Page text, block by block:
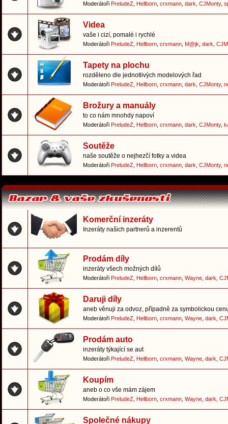
Moderátoři PreludeZ Hellborn crxmann dark CJMonty,
Videa
vaše i cizí, pomalé i rychlé
Moderátoři PreludeZ Hellborn crxmann M@jk dark
Tapety na plochu
rozděleno dle jednotlivých modelových řad
Moderátoři PreludeZ Hellborn crxmann dark CJMonty,
Brožury a manuály
to co nám mnohdy napoví
Moderátoři PreludeZ Hellborn crxmann dark CJMonty,
Soutěže
naše soutěže o nejhezčí fotky a videa
Moderátoři PreludeZ Hellborn crxmann dark CJMonty,
Komerční inzeráty
Inzeráty našich partnerů a inzerentů
Prodám díly
inzeráty všech možných dílů
Moderátoři PreludeZ Hellborn crxmann Wayne dark
Daruji díly
aneb věnuji za odvoz, případně za symbolickou
Moderátoři PreludeZ Hellborn crxmann Wayne dark
Prodám auto
inzeráty týkající se aut
Moderátoři PreludeZ Hellborn crxmann Wayne dark
Koupím
aneb o co vše mám zájem
Moderátoři PreludeZ Hellborn crxmann Wayne dark
Společné nákupy